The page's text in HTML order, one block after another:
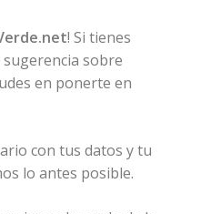
! Si tienes
sobre
en ponerte en
con tus datos y tu
lo antes posible.